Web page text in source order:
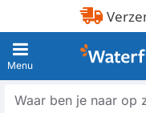
Waar